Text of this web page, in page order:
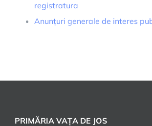
registratura
Anunțuri generale de interes
PRIMĂRIA VAȚA DE JOS